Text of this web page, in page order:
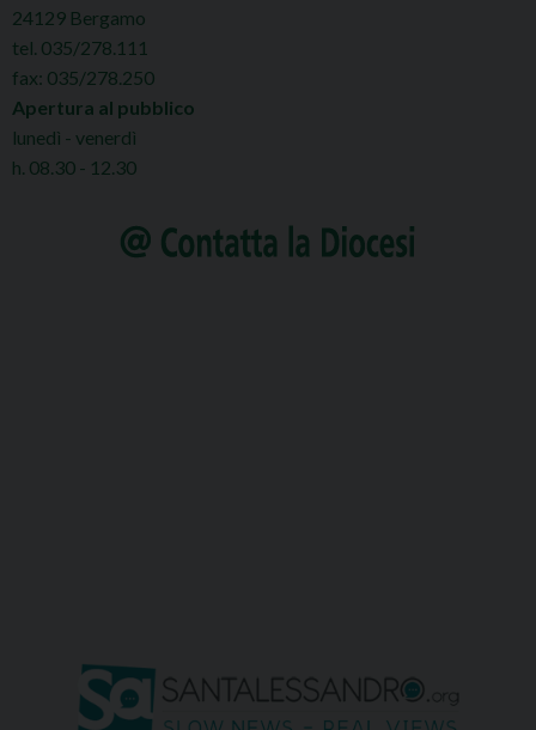
24129 Bergamo
tel. 035/278.111
fax: 035/278.250
Apertura al pubblico
lunedì - venerdì
h. 08.30 - 12.30